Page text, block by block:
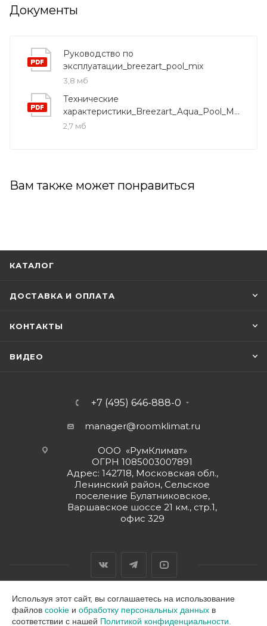
Документы
Руководство по
эксплуатации_breezart_pool_mix
3,8 мб
Технические
характеристики_Breezart_Aqua_Pool_Mix
2,7 мб
Вам также может понравиться
КАТАЛОГ
ДОСТАВКА И ОПЛАТА
КОНТАКТЫ
ВИДЕО
+7 (495) 646-888-0
manager@roomklimat.ru
ООО «РумКлимат»
ОГРН 1085003007891
Адрес: 142718, Московская обл.,
Ленинский район, Сельское
поселение Булатниковское,
Варшавское шоссе 21 км., стр.1,
офис 329
2026 © ООО "РумКлимат"
Используя этот сайт, вы соглашаетесь на использование
файлов cookie и обработку персональных данных в
соответствии с нашей Политикой конфиденциальности.